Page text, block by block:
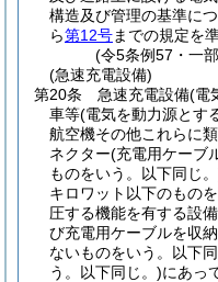
構造及び管理の基準につ
ら第12号までの規定を
(令5条例57・一
(急速充電設備)
第20条
急速充電設備(電
車等(電気を動力源とす
航空機その他これらに
ネクター(充電用ケーブ
ものをいう。以下同じ
キロワット以下のもの
圧する機能を有する設
び充電用ケーブルを収
ないものをいう。以下
う。以下同じ。)にあっ